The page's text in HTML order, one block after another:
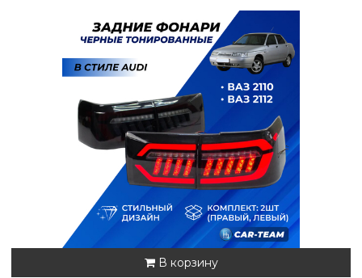
В корзину